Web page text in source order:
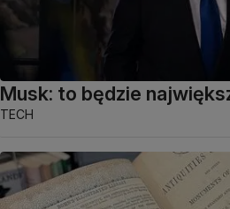
Musk: to będzie
TECH